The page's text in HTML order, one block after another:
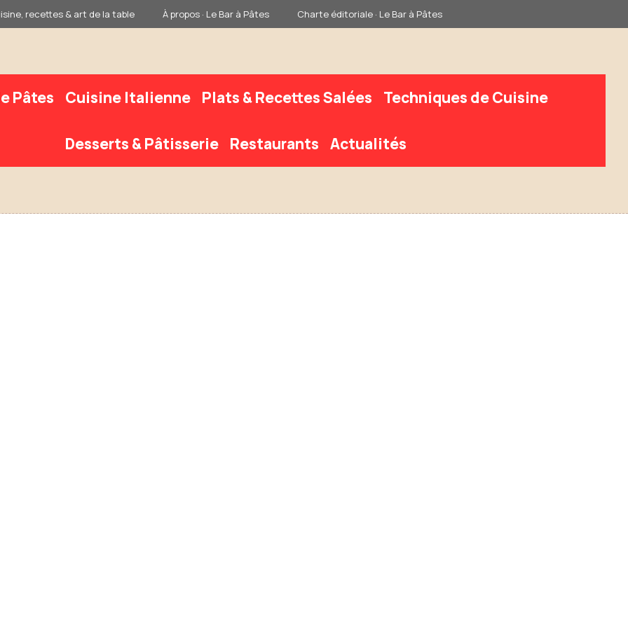
recettes & art de la table À propos · Le Bar à Pâtes Charte éditoriale · Le Bar à Pâtes
Pâtes Cuisine Italienne Plats & Recettes Salées Techniques de Cuisine
Desserts & Pâtisserie Restaurants Actualités